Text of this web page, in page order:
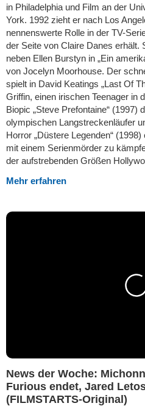
in Philadelphia und Film an der
York. 1992 zieht er nach Los
nennenswerte Rolle in der TV-
der Seite von Claire Danes erhält.
neben Ellen Burstyn in „Ein
von Jocelyn Moorhouse. Der
spielt in David Keatings „Last Of
Griffin, einen irischen Teenager in
Biopic „Steve Prefontaine“ (1997)
olympischen Langstreckenläufer
Horror „Düstere Legenden“
mit einem Serienmörder zu
der aufstrebenden Größen
Mehr erfahren
News der Woche:
Furious endet, Jared
(FILMSTARTS-Original)